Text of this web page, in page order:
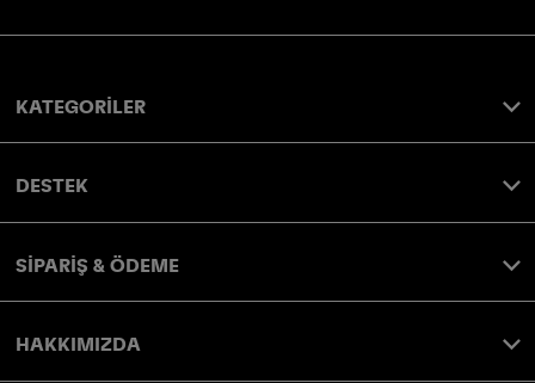
KATEGORİLER
DESTEK
SİPARİŞ & ÖDEME
HAKKIMIZDA